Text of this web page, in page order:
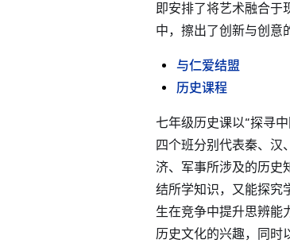
即安排了将艺术融合于
中，擦出了创新与创意
与仁爱结盟
历史课程
七年级历史课以“探寻
四个班分别代表秦、汉
济、军事所涉及的历史
结所学知识，又能探究
生在竞争中提升思辨能
历史文化的兴趣，同时